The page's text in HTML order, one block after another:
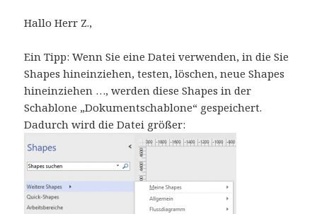
Hallo Herr Z.,
Ein Tipp: Wenn Sie eine Datei verwenden, in die Sie
Shapes hineinziehen, testen, löschen, neue Shapes
hineinziehen …, werden diese Shapes in der
Schablone „Dokumentschablone“ gespeichert.
Dadurch wird die Datei größer: